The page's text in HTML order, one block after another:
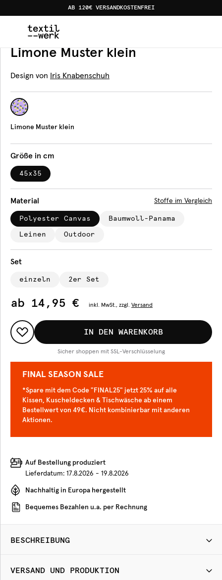
AB 120€ VERSANDKOSTENFREI
Produkte Tischsets Limone Muster klein
Tischset
Limone Muster klein
Design von Iris Knabenschuh
Limone Muster klein
Größe in cm
45x35
Material Stoffe im Vergleich
Polyester Canvas Baumwoll-Panama
Leinen Outdoor
Set
einzeln 2er Set
ab 14,95 € inkl. MwSt., zzgl. Versand
IN DEN WARENKORB
Sicher shoppen mit SSL-Verschlüsselung
FINAL SEASON SALE
*Spare mit dem Code "FINAL25" jetzt 25% auf alle
Kissen, Kuscheldecken & Tischwäsche ab einem
Bestellwert von 49€. Nicht kombinierbar mit anderen
Aktionen.
Auf Bestellung produziert
Lieferdatum: 17.8.2026 - 19.8.2026
Nachhaltig in Europa hergestellt
Bequemes Bezahlen u.a. per Rechnung
BESCHREIBUNG
VERSAND UND PRODUKTION